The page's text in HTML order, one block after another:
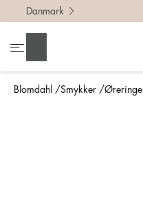
Blomdahl Smykker Øreringe
Danmark